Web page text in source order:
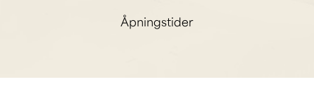
Åpningstider